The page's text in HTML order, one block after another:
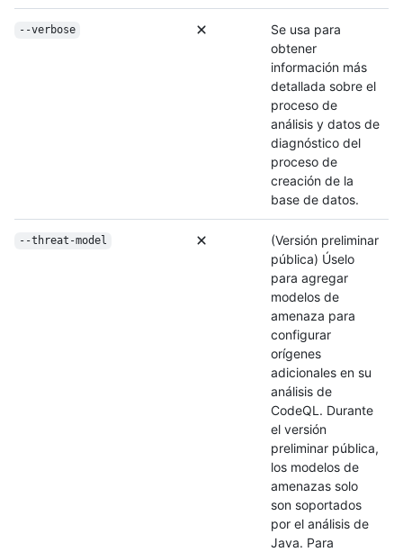
--verbose
Se usa para
obtener
información más
detallada sobre el
proceso de
análisis y datos de
diagnóstico del
proceso de
creación de la
base de datos.
--threat-model
(Versión preliminar
pública) Úselo
para agregar
modelos de
amenaza para
configurar
orígenes
adicionales en su
análisis de
CodeQL. Durante
el versión
preliminar pública,
los modelos de
amenazas solo
son soportados
por el análisis de
Java. Para